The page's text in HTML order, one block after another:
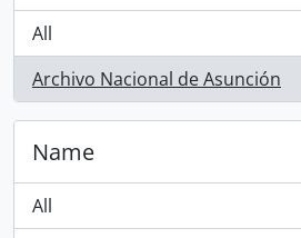
All
Archivo Nacional de Asunción
, 1 results
Name
All